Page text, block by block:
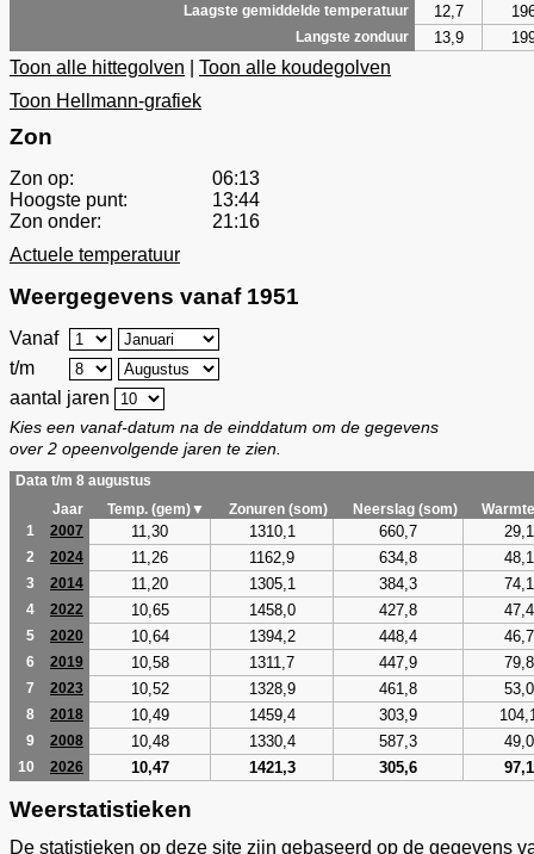
Laagste gemiddelde temperatuur 12,7
Langste zonduur 13,9
Toon alle hittegolven
Toon alle koudegolven
Toon Hellmann-grafiek
Zon
Zon op:
06:13
Hoogste punt:
13:44
Zon onder:
21:16
Actuele temperatuur
Weergegevens vanaf 1951
Vanaf
t/m
aantal jaren
Kies een vanaf-datum na de einddatum om de gegevens
over 2 opeenvolgende jaren te zien.
Data t/m 8 augustus
Jaar
Temp. (gem)▼ Zonuren (som) Neerslag (som)
1
2007 11,30 1310,1 660,7 29,1
2 2024 11,26 1162,9 634,8 48,1
3 2014 11,20 1305,1 384,3 74,1
4 2022 10,65 1458,0 427,8 47,4
5 2020 10,64 1394,2 448,4 46,7
6 2019 10,58 1311,7 447,9 79,8
7 2023 10,52 1328,9 461,8 53,0
8 2018 10,49 1459,4 303,9
9 2008 10,48 1330,4 587,3 49,0
10 2026 10,47 1421,3 305,6 97,1
Weerstatistieken
De statistieken op deze site zijn gebaseerd op de gegevens